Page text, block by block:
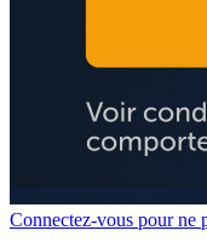
Connectez-vous pour ne